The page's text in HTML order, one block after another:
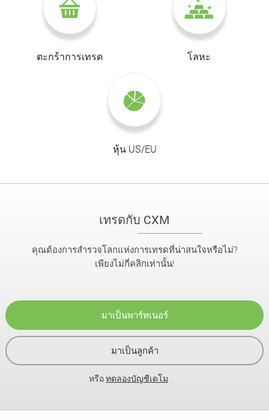
ตะกร้าการเทรด โลหะ
หุ้น US/EU
เทรดกับ CXM
คุณต้องการสำรวจโลกแห่งการเทรดที่น่าสนใจหรือไม่?
เพียงไม่กี่คลิกเท่านั้น!
มาเป็นพาร์ทเนอร์
มาเป็นลูกค้า
หรือทดลองบัญชีเดโม